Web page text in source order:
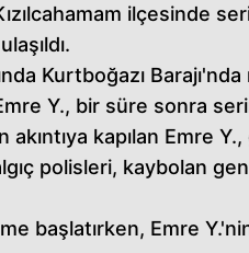
ilçesinde
Kurtboğazı
Y., bir süre sonra
akıntıya kapılan Emre
polisleri, kaybolan
başlatırken, Emre